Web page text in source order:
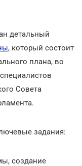
детальный
, который состоит
плана, во
Совета
задания:
создание